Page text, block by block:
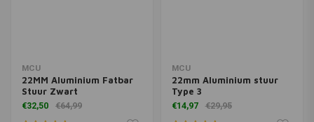
MCU
22MM Aluminium Fatbar
Stuur Zwart
€32,50 €64,99
MCU
22mm Aluminium stuur
Type 3
€14,97 €29,95